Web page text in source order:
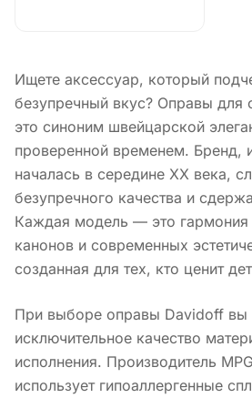
Ищете аксессуар, который
безупречный вкус? Оправы
это синоним швейцарской
проверенной временем. Бренд,
началась в середине XX века,
безупречного качества и
Каждая модель — это гармония
канонов и современных
созданная для тех, кто ценит
При выборе оправы Davidoff вы
исключительное качество
исполнения. Производитель
использует гипоаллергенные